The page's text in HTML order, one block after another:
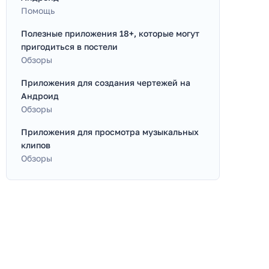
Помощь
Полезные приложения 18+, которые могут
пригодиться в постели
Обзоры
Приложения для создания чертежей на
Андроид
Обзоры
Приложения для просмотра музыкальных
клипов
Обзоры